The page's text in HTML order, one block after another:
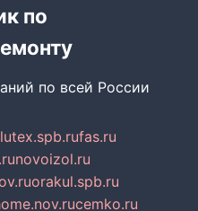
по
по всей России
fas.ru
novoizol.ru
orakul.spb.ru
cemko.ru